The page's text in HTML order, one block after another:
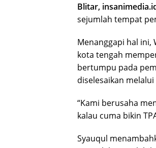
Blitar,
sejumlah tempat
Menanggapi hal ini,
kota tengah
bertumpu pada
diselesaikan
“Kami berusaha
kalau cuma bikin
Syauqul